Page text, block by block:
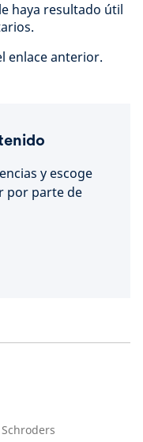
haya resultado útil
enlace anterior.
y escoge
por parte de